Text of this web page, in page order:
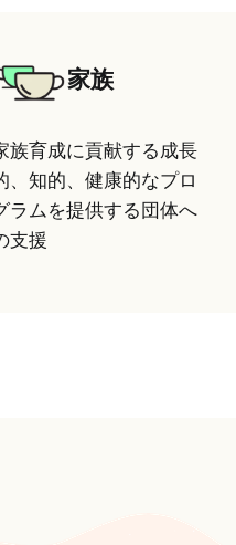
家族
族育成に貢献する成長
、知的、健康的なプロ
ラムを提供する団体へ
支援